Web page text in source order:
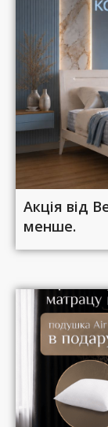
Акція від
менше.